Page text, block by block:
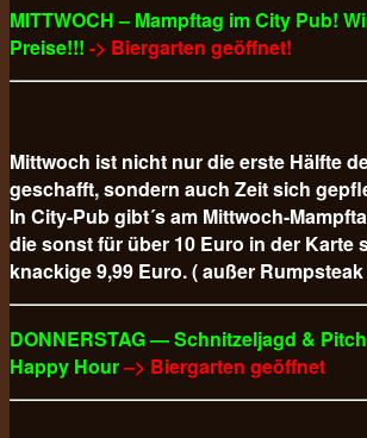
MITTWOCH – Mampftag im City Pub!
Preise!!! -> Biergarten geöffnet!
Mittwoch ist nicht nur die erste Hälfte
geschafft, sondern auch Zeit sich
In City-Pub gibt´s am Mittwoch-
die sonst für über 10 Euro in der Karte
knackige 9,99 Euro. ( außer
DONNERSTAG — Schnitzeljagd &
Happy Hour–> Biergarten geöffnet